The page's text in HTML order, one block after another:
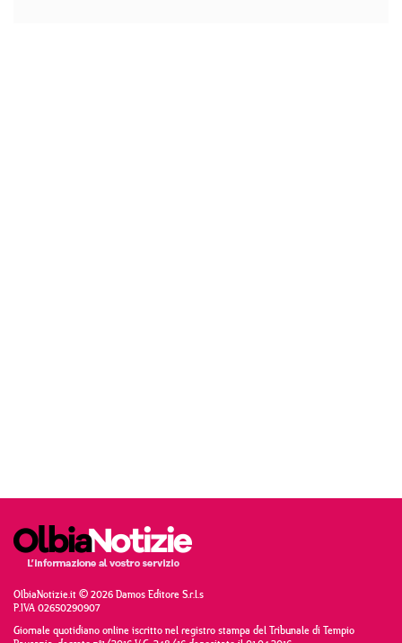
OlbiaNotizie.it © 2026 Damos Editore S.r.l.s
P.IVA 02650290907
Giornale quotidiano online iscritto nel registro stampa del Tribunale di Tempio